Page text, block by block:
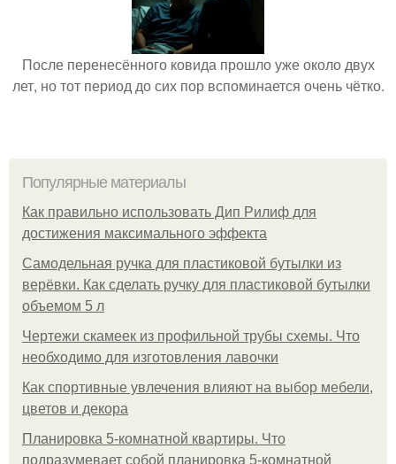
После перенесённого ковида прошло уже около двух
лет, но тот период до сих пор вспоминается очень чётко.
Популярные материалы
Как правильно использовать Дип Рилиф для
достижения максимального эффекта
Самодельная ручка для пластиковой бутылки из
верёвки. Как сделать ручку для пластиковой бутылки
объемом 5 л
Чертежи скамеек из профильной трубы схемы. Что
необходимо для изготовления лавочки
Как спортивные увлечения влияют на выбор мебели,
цветов и декора
Планировка 5-комнатной квартиры. Что
подразумевает собой планировка 5-комнатной